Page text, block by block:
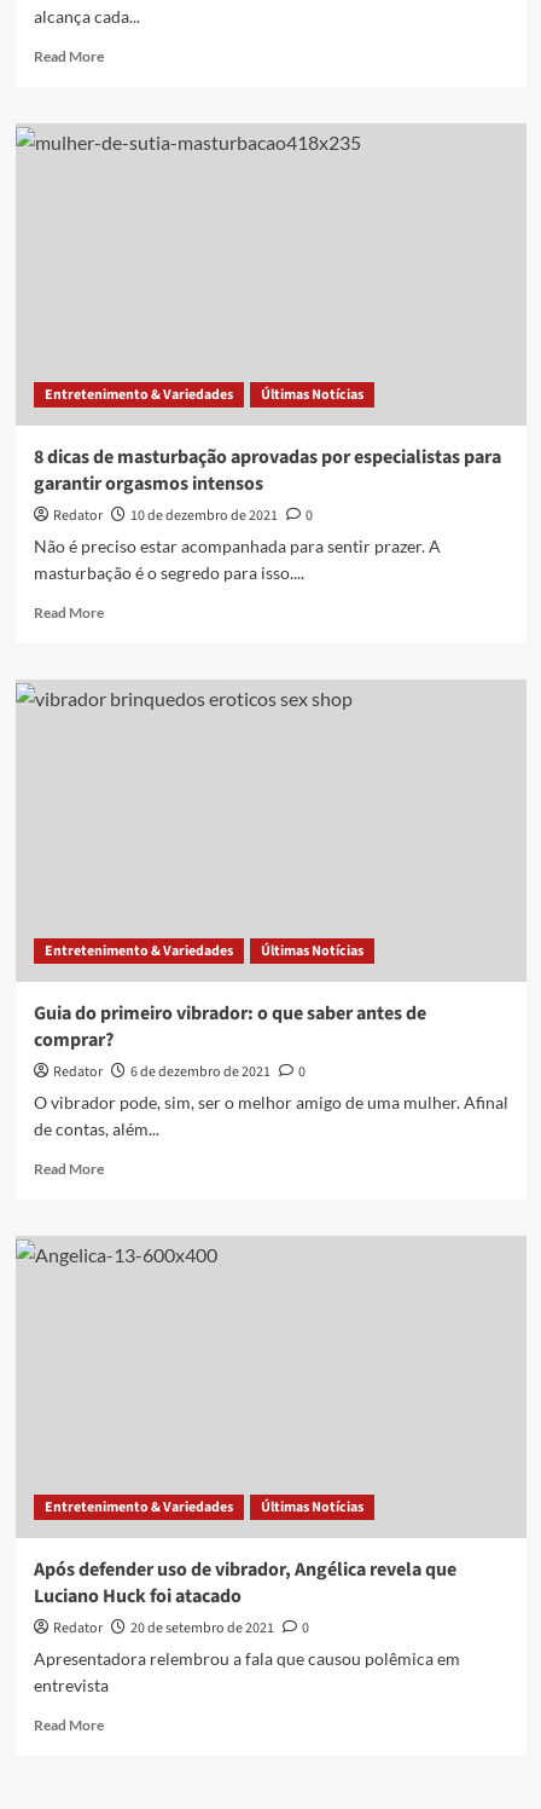
alcança cada...
Read MoreRead
Cresce
a
de
Entretenimento & Variedades Últimas Notícias
8 dicas de masturbação aprovadas por especialistas para
garantir orgasmos intensos
Redator 10 de dezembro de 2021
0
Não é preciso estar acompanhada para sentir prazer. A
masturbação é o segredo para isso....
Read MoreRead
8
dicas
Entretenimento & Variedades Últimas Notícias
Guia do primeiro vibrador: o que saber antes de
comprar?
Redator 6 de dezembro de 2021
0
O vibrador pode, sim, ser o melhor amigo de uma mulher. Afinal
de contas, além...
Read MoreRead
Guia
do
Entretenimento & Variedades Últimas Notícias
Após defender uso de vibrador, Angélica revela que
Luciano Huck foi atacado
Redator 20 de setembro de 2021
0
Apresentadora relembrou a fala que causou polêmica em
entrevista
Read MoreRead